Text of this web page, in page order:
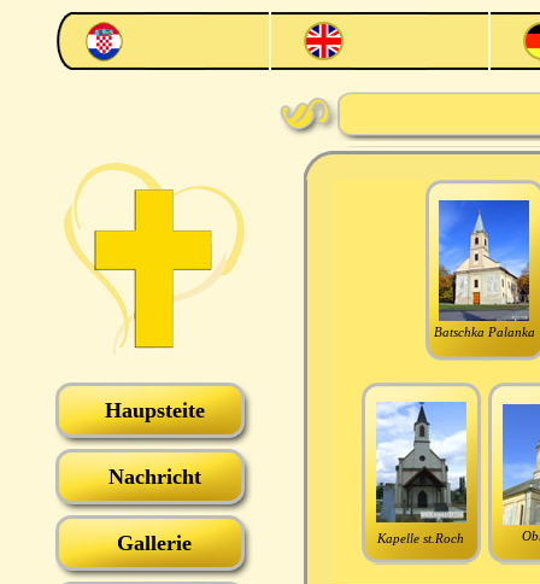
Batschka Palanka
Kapelle st.Roch
Haupsteite
Nachricht
Gallerie